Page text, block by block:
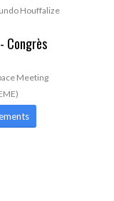
Houffalize
Congrès
Meeting